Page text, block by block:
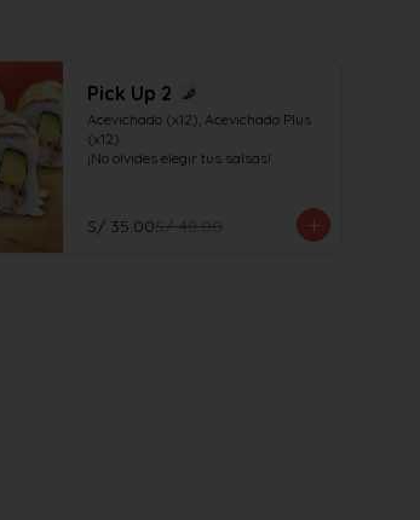
Pick Up 2
Acevichado (x12), Acevichado Plus
(x12)
¡No olvides elegir tus salsas!
S/ 35.00S/ 48.00